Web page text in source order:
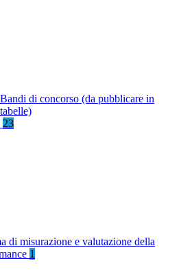
Bandi di concorso (da pubblicare in
tabelle)
23
di misurazione e valutazione della
1